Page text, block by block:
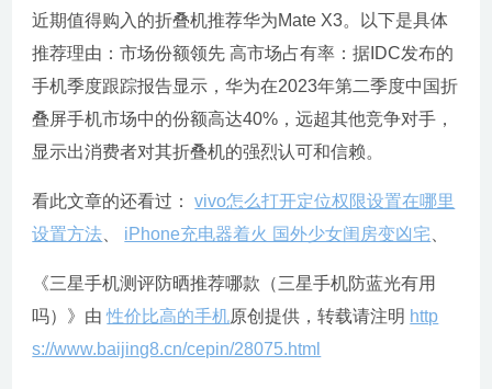
近期值得购入的折叠机推荐华为Mate X3。以下是具体
推荐理由：市场份额领先 高市场占有率：据IDC发布的
手机季度跟踪报告显示，华为在2023年第二季度中国折
叠屏手机市场中的份额高达40%，远超其他竞争对手，
显示出消费者对其折叠机的强烈认可和信赖。
看此文章的还看过：vivo怎么打开定位权限设置在哪里
设置方法
iPhone充电器着火 国外少女闺房变凶宅
《三星手机测评防晒推荐哪款（三星手机防蓝光有用
吗）》由性价比高的手机原创提供，转载请注明 http
s://www.baijing8.cn/cepin/28075.html